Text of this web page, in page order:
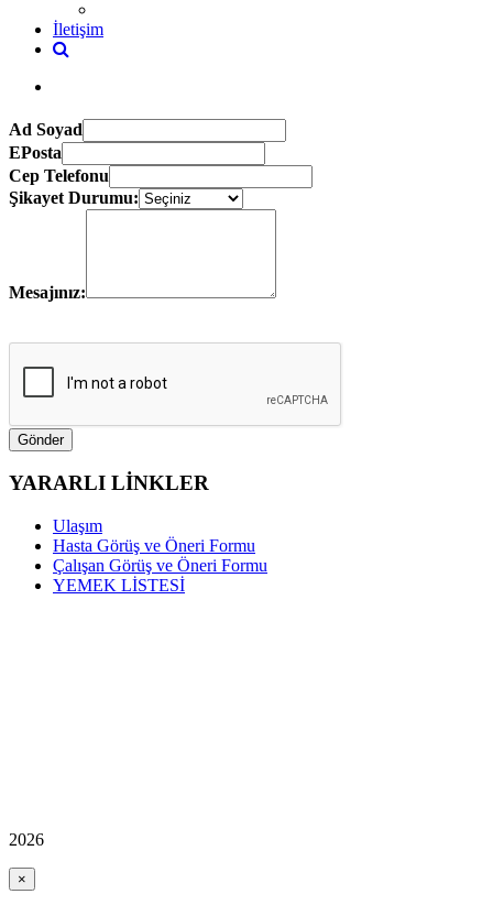
İletişim
Ad Soyad
EPosta
Cep Telefonu
Şikayet Durumu:
Mesajınız:
YARARLI LİNKLER
Ulaşım
Hasta Görüş ve Öneri Formu
Çalışan Görüş ve Öneri Formu
YEMEK LİSTESİ
2026
×